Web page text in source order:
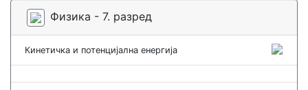
Физика - 7. разред
Кинетичка и потенцијална енергија